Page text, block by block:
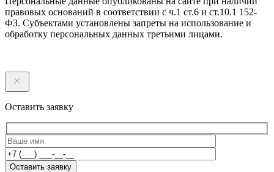
правовых оснований в соответствии с ч.1 ст.6 и ст.10.1 152-
ФЗ. Субъектами установлены запреты на использование и
обработку персональных данных третьими лицами.
Оставить заявку
Оставить заявку